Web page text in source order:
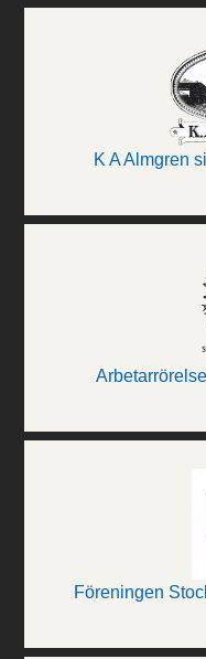
K A Almgren
Föreningen